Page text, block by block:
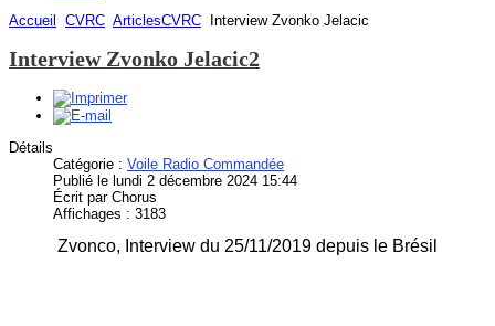
Accueil
CVRC ArticlesCVRC Interview Zvonko Jelacic
Interview Zvonko Jelacic2
Détails
Catégorie : Voile Radio Commandée
Publié le lundi 2 décembre 2024 15:44
Écrit par Chorus
Affichages : 3183
Zvonco, Interview du 25/11/2019 depuis le Brésil